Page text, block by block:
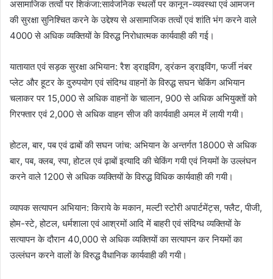
असामाजिक तत्वों पर शिकंजा:सार्वजनिक स्थलों पर कानून-व्यवस्था एवं आमजन
की सुरक्षा सुनिश्चित करने के उद्देश्य से असामाजिक तत्वों एवं शांति भंग करने वाले
4000 से अधिक व्यक्तियों के विरुद्ध निरोधात्मक कार्यवाही की गई।
यातायात एवं सड़क सुरक्षा अभियान: रैश ड्राइविंग, ड्रंकन ड्राइविंग, फर्जी नंबर
प्लेट और हूटर के दुरुपयोग एवं संदिग्ध वाहनों के विरुद्ध सघन चेकिंग अभियान
चलाकर पर 15,000 से अधिक वाहनों के चालान, 900 से अधिक अभियुक्तों को
गिरफ्तार एवं 2,000 से अधिक वाहन सीज की कार्यवाही अमल में लायी गयी।
होटल, बार, पब एवं ढाबों की सघन जांच: अभियान के अन्तर्गत 18000 से अधिक
बार, पब, क्लब, स्पा, होटल एवं ढ़ाबों इत्यादि की चेकिंग गयी एवं नियमों के उल्लंघन
करने वाले 1200 से अधिक व्यक्तियों के विरुद्ध विधिक कार्यवाही की गयी।
व्यापक सत्यापन अभियान: किराये के मकान, मल्टी स्टोरी अपार्टमेंट्स, फ्लैट, पीजी,
होम-स्टे, होटल, धर्मशाला एवं आश्रमों आदि में बाहरी एवं संदिग्ध व्यक्तियों के
सत्यापन के दौरान 40,000 से अधिक व्यक्तियों का सत्यापन कर नियमों का
उल्लंघन करने वालों के विरुद्ध वैधानिक कार्यवाही की गयी।